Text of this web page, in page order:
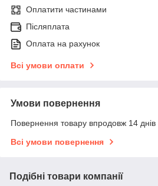
Оплатити частинами
Післяплата
Оплата на рахунок
Всі умови оплати
Умови повернення
Повернення товару впродовж 14 днів
Всі умови повернення
Подібні товари компанії